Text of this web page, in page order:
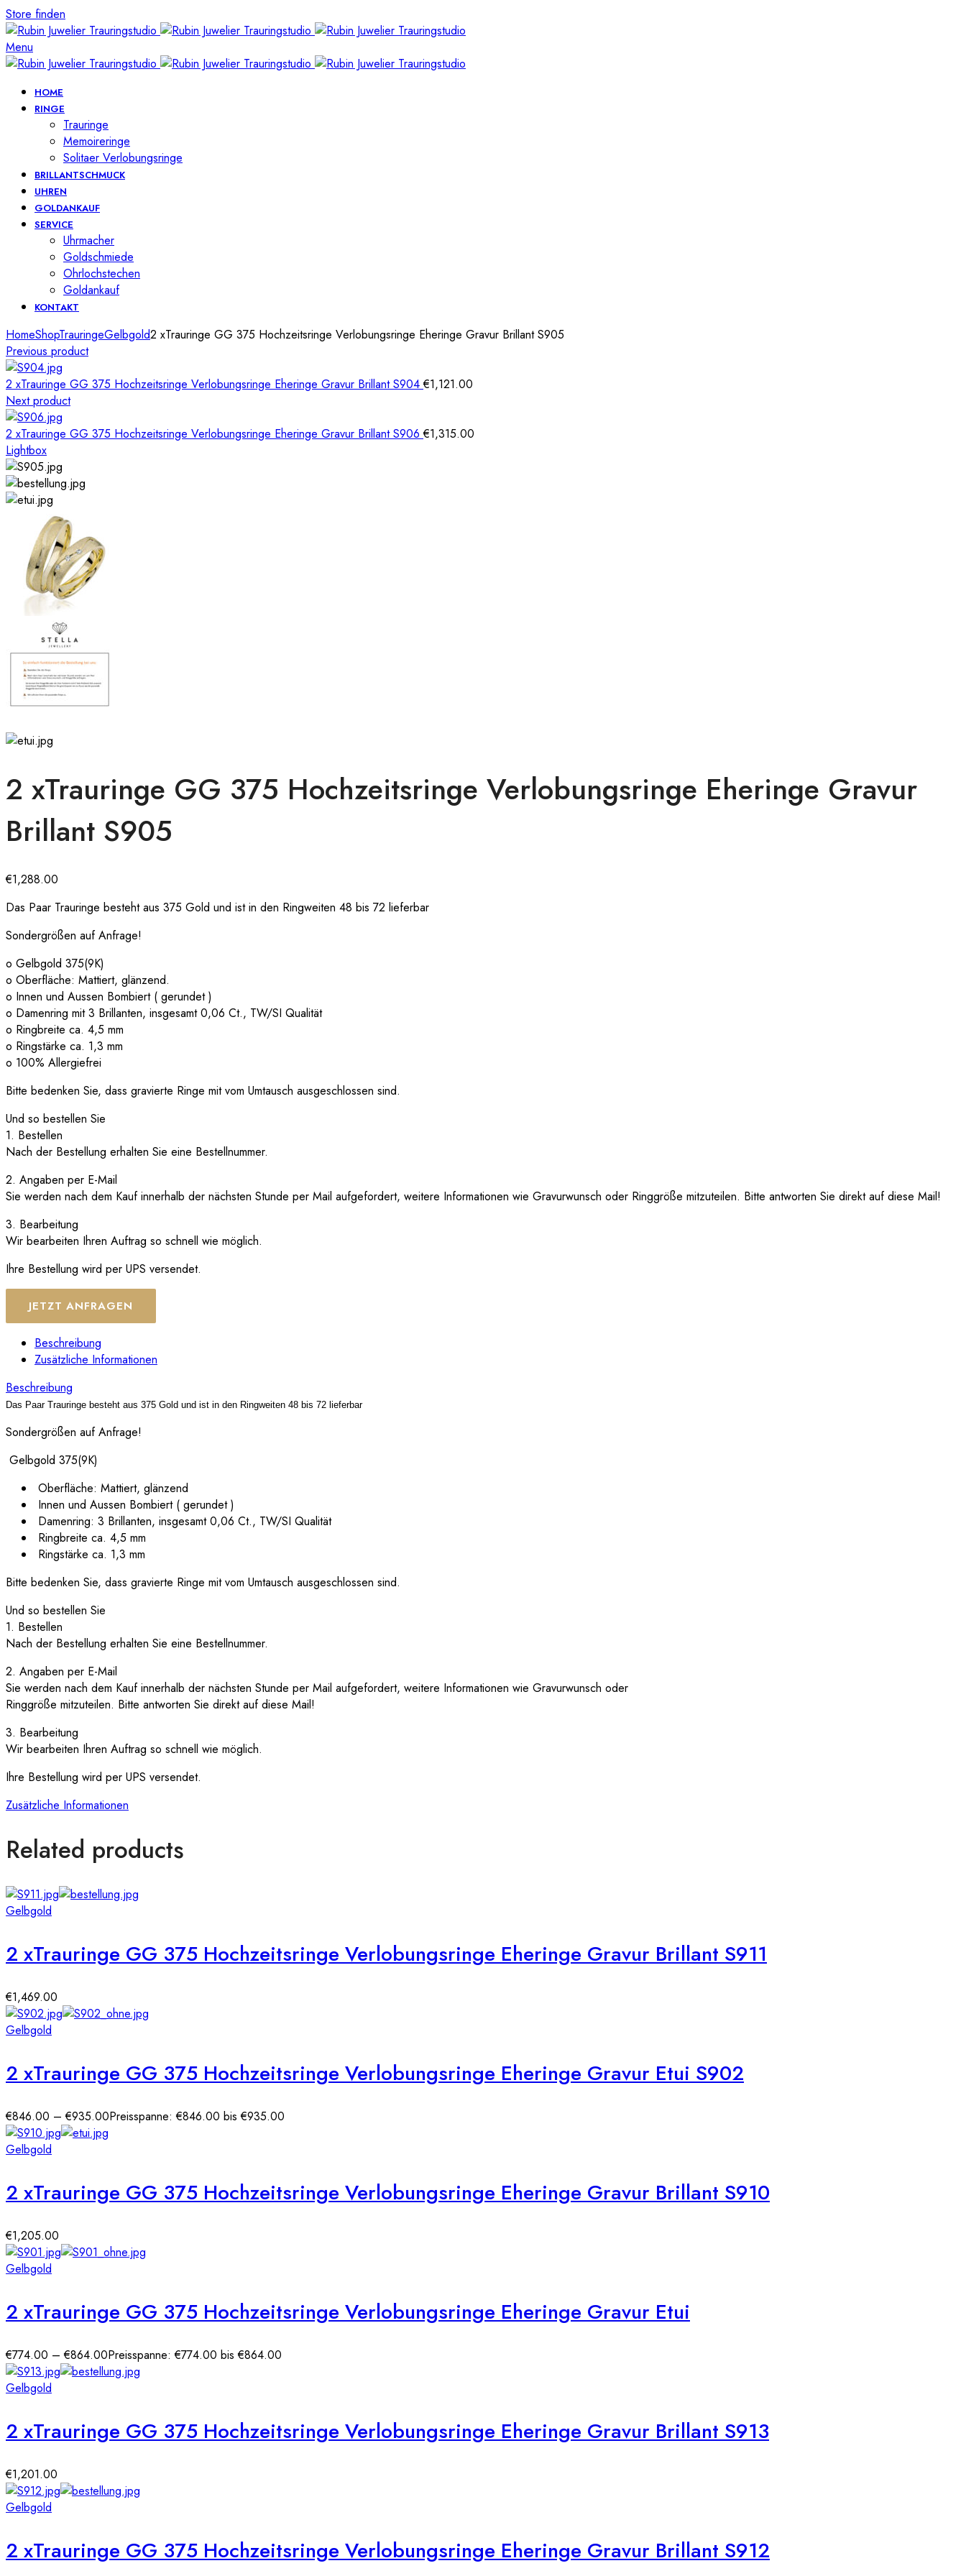
Store finden
Menu
HOME
RINGE
Trauringe
Memoireringe
Solitaer Verlobungsringe
BRILLANTSCHMUCK
UHREN
GOLDANKAUF
SERVICE
Uhrmacher
Goldschmiede
Ohrlochstechen
Goldankauf
KONTAKT
HomeShopTrauringeGelbgold2 xTrauringe GG 375 Hochzeitsringe Verlobungsringe Eheringe Gravur Brillant S905
Previous product
2 xTrauringe GG 375 Hochzeitsringe Verlobungsringe Eheringe Gravur Brillant S904€1,121.00
Next product
2 xTrauringe GG 375 Hochzeitsringe Verlobungsringe Eheringe Gravur Brillant S906€1,315.00
Lightbox
2 xTrauringe GG 375 Hochzeitsringe Verlobungsringe Eheringe Gravur
Brillant S905
€1,288.00
Das Paar Trauringe besteht aus 375 Gold und ist in den Ringweiten 48 bis 72 lieferbar
Sondergrößen auf Anfrage!
o Gelbgold 375(9K)
o Oberfläche: Mattiert, glänzend.
o Innen und Aussen Bombiert ( gerundet )
o Damenring mit 3 Brillanten, insgesamt 0,06 Ct., TW/SI Qualität
o Ringbreite ca. 4,5 mm
o Ringstärke ca. 1,3 mm
o 100% Allergiefrei
Bitte bedenken Sie, dass gravierte Ringe mit vom Umtausch ausgeschlossen sind.
Und so bestellen Sie
1. Bestellen
Nach der Bestellung erhalten Sie eine Bestellnummer.
2. Angaben per E-Mail
Sie werden nach dem Kauf innerhalb der nächsten Stunde per Mail aufgefordert, weitere Informationen wie Gravurwunsch oder Ringgröße mitzuteilen. Bitte antworten Sie direkt auf diese Mail!
3. Bearbeitung
Wir bearbeiten Ihren Auftrag so schnell wie möglich.
Ihre Bestellung wird per UPS versendet.
JETZT ANFRAGEN
Beschreibung
Zusätzliche Informationen
Beschreibung
Das Paar Trauringe besteht aus 375 Gold und ist in den Ringweiten 48 bis 72 lieferbar
Sondergrößen auf Anfrage!
Gelbgold 375(9K)
Oberfläche: Mattiert, glänzend
Innen und Aussen Bombiert ( gerundet )
Damenring: 3 Brillanten, insgesamt 0,06 Ct., TW/SI Qualität
Ringbreite ca. 4,5 mm
Ringstärke ca. 1,3 mm
Bitte bedenken Sie, dass gravierte Ringe mit vom Umtausch ausgeschlossen sind.
Und so bestellen Sie
1. Bestellen
Nach der Bestellung erhalten Sie eine Bestellnummer.
2. Angaben per E-Mail
Sie werden nach dem Kauf innerhalb der nächsten Stunde per Mail aufgefordert, weitere Informationen wie Gravurwunsch oder
Ringgröße mitzuteilen. Bitte antworten Sie direkt auf diese Mail!
3. Bearbeitung
Wir bearbeiten Ihren Auftrag so schnell wie möglich.
Ihre Bestellung wird per UPS versendet.
Zusätzliche Informationen
Related products
Gelbgold
2 xTrauringe GG 375 Hochzeitsringe Verlobungsringe Eheringe Gravur Brillant S911
€1,469.00
Gelbgold
2 xTrauringe GG 375 Hochzeitsringe Verlobungsringe Eheringe Gravur Etui S902
€846.00 –€935.00Preisspanne: €846.00 bis €935.00
Gelbgold
2 xTrauringe GG 375 Hochzeitsringe Verlobungsringe Eheringe Gravur Brillant S910
€1,205.00
Gelbgold
2 xTrauringe GG 375 Hochzeitsringe Verlobungsringe Eheringe Gravur Etui
€774.00 –€864.00Preisspanne: €774.00 bis €864.00
Gelbgold
2 xTrauringe GG 375 Hochzeitsringe Verlobungsringe Eheringe Gravur Brillant S913
€1,201.00
Gelbgold
2 xTrauringe GG 375 Hochzeitsringe Verlobungsringe Eheringe Gravur Brillant S912